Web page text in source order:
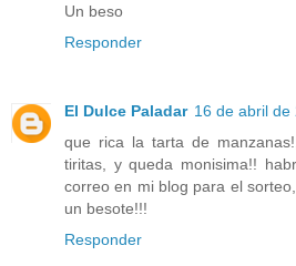
Un beso
Responder
El Dulce Paladar 16 de abril de
que rica la tarta de
tiritas, y queda monisima!!
correo en mi blog para el
un besote!!!
Responder